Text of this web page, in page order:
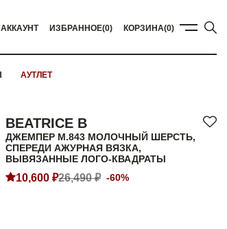
АККАУНТ ИЗБРАННОЕ(0) КОРЗИНА(0)
АУТЛЕТ
BEATRICE B
ДЖЕМПЕР M.843 МОЛОЧНЫЙ ШЕРСТЬ,
СПЕРЕДИ АЖУРНАЯ ВЯЗКА,
ВЫВЯЗАННЫЕ ЛОГО-КВАДРАТЫ
10,600 ₽26,490 ₽ -60%